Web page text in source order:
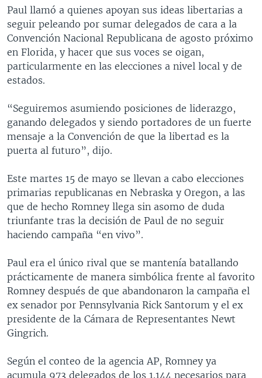
Paul llamó a quienes apoyan sus ideas libertarias a
seguir peleando por sumar delegados de cara a la
Convención Nacional Republicana de agosto próximo
en Florida, y hacer que sus voces se oigan,
particularmente en las elecciones a nivel local y de
estados.
“Seguiremos asumiendo posiciones de liderazgo,
ganando delegados y siendo portadores de un fuerte
mensaje a la Convención de que la libertad es la
puerta al futuro”, dijo.
Este martes 15 de mayo se llevan a cabo elecciones
primarias republicanas en Nebraska y Oregon, a las
que de hecho Romney llega sin asomo de duda
triunfante tras la decisión de Paul de no seguir
haciendo campaña “en vivo”.
Paul era el único rival que se mantenía batallando
prácticamente de manera simbólica frente al favorito
Romney después de que abandonaron la campaña el
ex senador por Pennsylvania Rick Santorum y el ex
presidente de la Cámara de Representantes Newt
Gingrich.
Según el conteo de la agencia AP, Romney ya
acumula 973 delegados de los 1.144 necesarios para